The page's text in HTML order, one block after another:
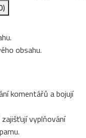
obsahu.
komentářů a bojují
vyplňování